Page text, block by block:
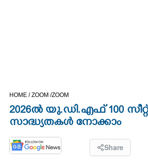
HOME /ZOOM /ZOOM
2026ൽ യു.ഡി.എഫ് 100
സാദ്ധ്യതകൾ നോക്കാം
Share